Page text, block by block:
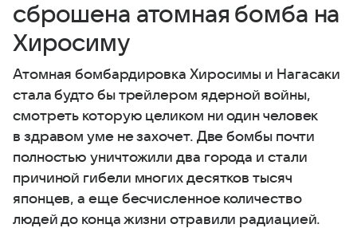
сброшена атомная бомба на
Хиросиму
Атомная бомбардировка Хиросимы и Нагасаки
стала будто бы трейлером ядерной войны,
смотреть которую целиком ни один человек
в здравом уме не захочет. Две бомбы почти
полностью уничтожили два города и стали
причиной гибели многих десятков тысяч
японцев, а еще бесчисленное количество
людей до конца жизни отравили радиацией.